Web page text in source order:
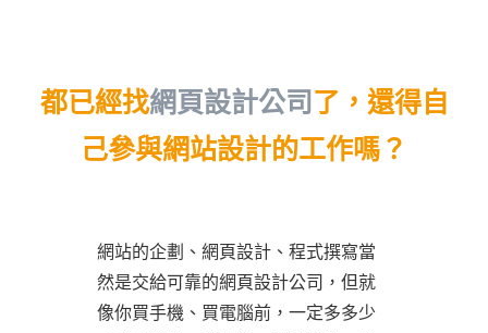
都已經找網頁設計公司 了，還得自
己參與網站設計的工作嗎？
網站的企劃、網頁設計、程式撰寫當
然是交給可靠的網頁設計公司，但就
像你買手機、買電腦前，一定多多少